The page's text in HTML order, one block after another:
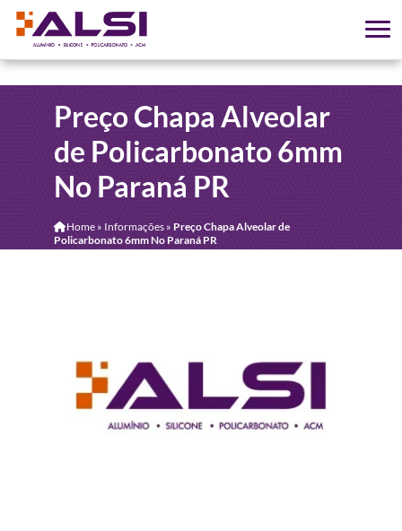
Preço Chapa Alveolar
de Policarbonato 6mm
No Paraná PR
Home» Informações » Preço Chapa Alveolar de
Policarbonato 6mm No Paraná PR